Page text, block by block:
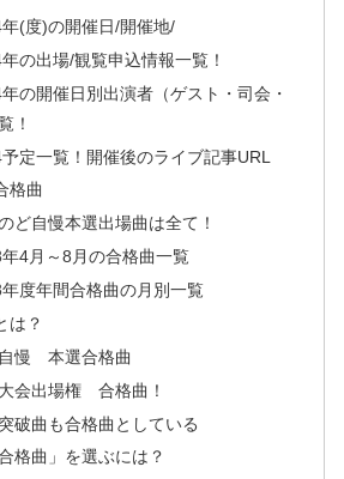
(度)の開催日/開催地/
の出場/観覧申込情報一覧！
の開催日別出演者（ゲスト・司会・
！
定一覧！開催後のライブ記事URL
格曲
自慢本選出場曲は全て！
4月～8月の合格曲一覧
度年間合格曲の月別一覧
は？
慢 本選合格曲
会出場権 合格曲！
破曲も合格曲としている
格曲」を選ぶには？